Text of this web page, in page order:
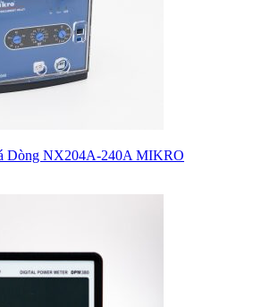
Dòng NX204A-240A MIKRO